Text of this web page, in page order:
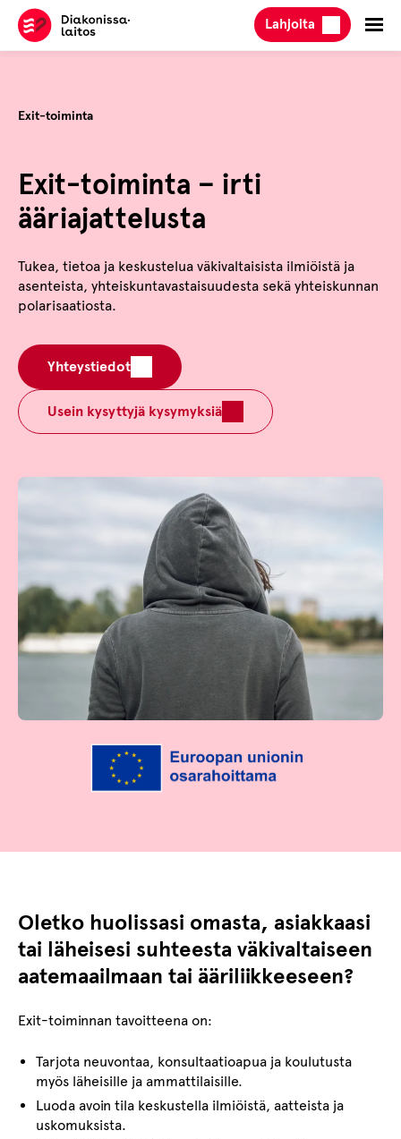
Hyppää
sisältöön
Lahjoita
Exit-toiminta
Exit-toiminta – irti
ääriajattelusta
Tukea, tietoa ja keskustelua väkivaltaisista ilmiöistä ja
asenteista, yhteiskuntavastaisuudesta sekä yhteiskunnan
polarisaatiosta.
Yhteystiedot
Usein kysyttyjä kysymyksiä
Oletko huolissasi omasta, asiakkaasi
tai läheisesi suhteesta väkivaltaiseen
aatemaailmaan tai ääriliikkeeseen?
Exit-toiminnan tavoitteena on:
Tarjota neuvontaa, konsultaatioapua ja koulutusta
myös läheisille ja ammattilaisille.
Luoda avoin tila keskustella ilmiöistä, aatteista ja
uskomuksista.